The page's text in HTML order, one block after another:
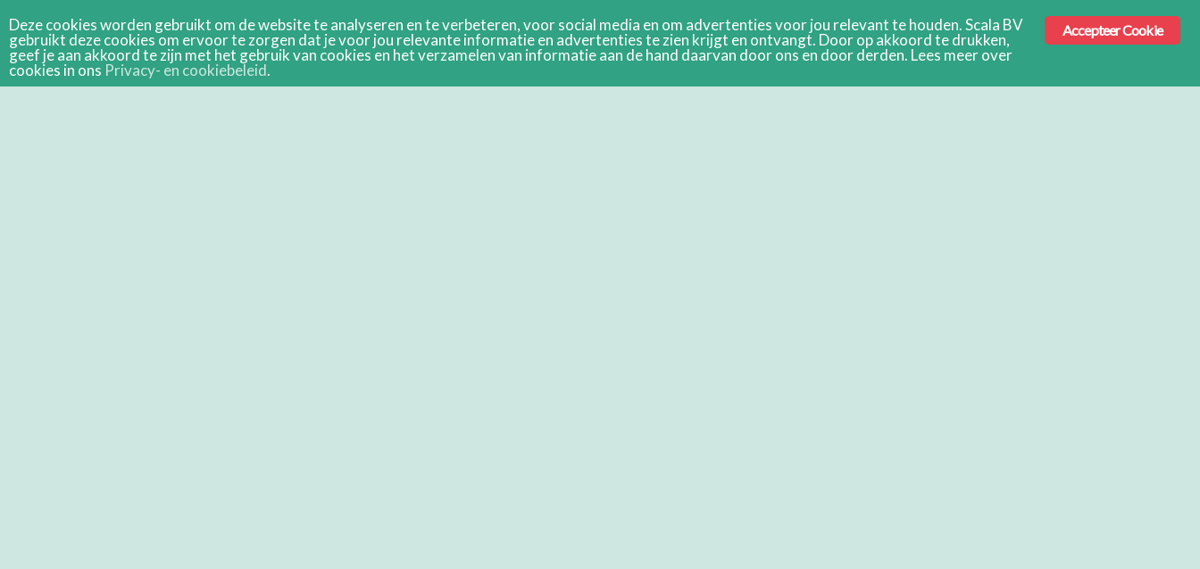
Accepteer Cookie
Deze cookies worden gebruikt om de website te analyseren en te verbeteren, voor social media en om advertenties voor jou relevant te houden. Scala BV
gebruikt deze cookies om ervoor te zorgen dat je voor jou relevante informatie en advertenties te zien krijgt en ontvangt. Door op akkoord te drukken,
geef je aan akkoord te zijn met het gebruik van cookies en het verzamelen van informatie aan de hand daarvan door ons en door derden. Lees meer over
cookies in ons Privacy- en cookiebeleid.